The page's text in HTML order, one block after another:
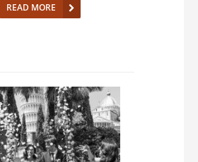
READ MORE